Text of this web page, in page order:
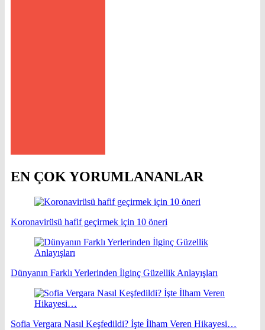
EN ÇOK YORUMLANANLAR
Koronavirüsü hafif geçirmek için 10 öneri
Dünyanın Farklı Yerlerinden İlginç Güzellik Anlayışları
Sofia Vergara Nasıl Keşfedildi? İşte İlham Veren Hikayesi…